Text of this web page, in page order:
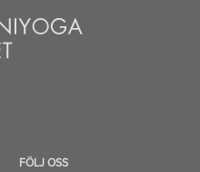
FÖLJ OSS